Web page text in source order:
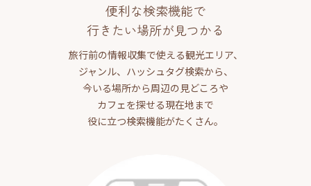
便利な検索機能で
行きたい場所が見つかる
旅行前の情報収集で使える観光エリア、
ジャンル、ハッシュタグ検索から、
今いる場所から周辺の見どころや
カフェを探せる現在地まで
役に立つ検索機能がたくさん。